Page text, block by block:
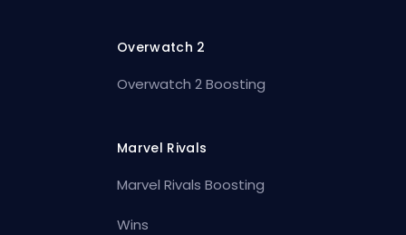
Overwatch 2
Overwatch 2 Boosting
Marvel Rivals
Marvel Rivals Boosting
Wins